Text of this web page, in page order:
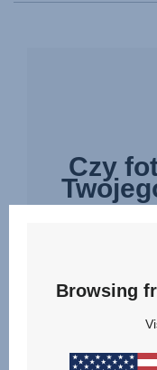
Czy
Nie każdy
mieć pewność
prostu wybierz
czy
Browsing